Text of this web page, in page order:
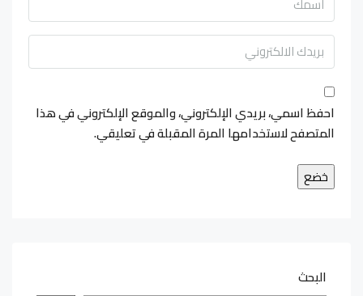
احفظ اسمي، بريدي الإلكتروني، والموقع الإلكتروني في هذا
المتصفح لاستخدامها المرة المقبلة في تعليقي.
البحث